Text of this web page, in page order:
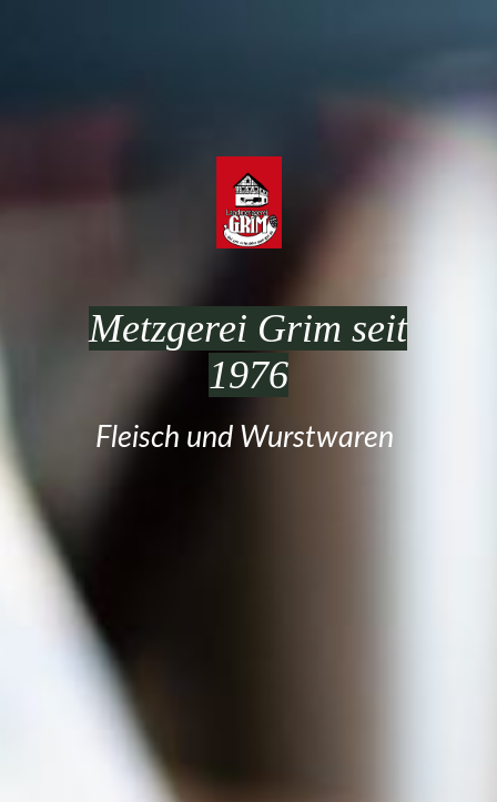
Metzgerei Grim seit
1976
Fleisch und Wurstwaren